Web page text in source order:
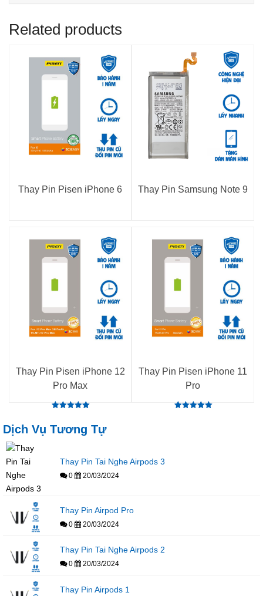
Related products
Thay Pin Pisen iPhone 6 Thay Pin Samsung Note 9
Thay Pin Pisen iPhone 12
Pro Max
out of 5
Thay Pin Pisen iPhone 11
Pro
Dịch Vụ Tương Tự
Thay Pin Tai Nghe Airpods 3
0 20/03/2024
Thay Pin Airpod Pro
0 20/03/2024
Thay Pin Tai Nghe Airpods 2
0 20/03/2024
Thay Pin Airpods 1